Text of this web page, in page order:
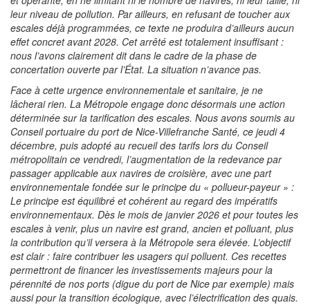
leur niveau de pollution. Par ailleurs, en refusant de toucher aux
escales déjà programmées, ce texte ne produira d’ailleurs aucun
effet concret avant 2028. Cet arrêté est totalement insuffisant :
nous l’avons clairement dit dans le cadre de la phase de
concertation ouverte par l’État. La situation n’avance pas.
Face à cette urgence environnementale et sanitaire, je ne
lâcherai rien. La Métropole engage donc désormais une action
déterminée sur la tarification des escales. Nous avons soumis au
Conseil portuaire du port de Nice-Villefranche Santé, ce jeudi 4
décembre, puis adopté au recueil des tarifs lors du Conseil
métropolitain ce vendredi, l’augmentation de la redevance par
passager applicable aux navires de croisière, avec une part
environnementale fondée sur le principe du « pollueur-payeur » :
Le principe est équilibré et cohérent au regard des impératifs
environnementaux. Dès le mois de janvier 2026 et pour toutes les
escales à venir, plus un navire est grand, ancien et polluant, plus
la contribution qu’il versera à la Métropole sera élevée. L’objectif
est clair : faire contribuer les usagers qui polluent. Ces recettes
permettront de financer les investissements majeurs pour la
pérennité de nos ports (digue du port de Nice par exemple) mais
aussi pour la transition écologique, avec l’électrification des quais.